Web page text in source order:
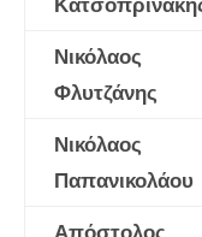
Νικόλαος
Φλυτζάνης
Νικόλαος
Παπανικολάου